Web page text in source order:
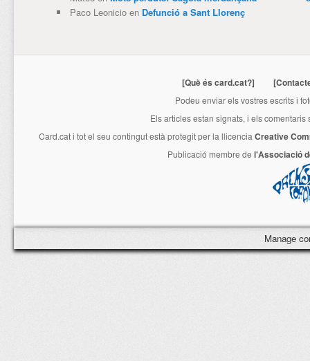
Paco Leonicioen Defunció a Sant Llorenç
[Què és card.cat?]
Podeu enviar els vostres escrits i
Els articles estan signats, i els
Card.cati tot el seu contingut està protegit per la llicencia Creative
Publicació membre de l'Associació
Manage